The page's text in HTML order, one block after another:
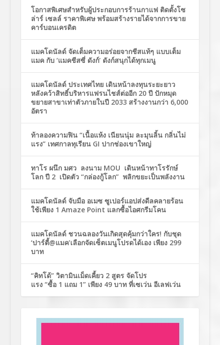
โอกาสพิเศษสำหรับผู้ประกอบการร้านกาแฟ ติดตั้งโซ
ล่าร์ เซลล์ ราคาพิเศษ พร้อมสร้างรายได้จากการขาย
คาร์บอนเครดิต
แมคโดนัลด์ จัดเต็มความอร่อยจากชีสแท้ๆ แบบเต็ม
แมค กับ ‘แมคชีสซี่ ดังก์’ ดังก์สนุกได้ทุกเมนู
แมคโดนัลด์ ประเทศไทย เดินหน้าลงทุนระยะยาว
หลังคว้าสิทธิ์บริหารแฟรนไชส์ต่ออีก 20 ปี ปักหมุด
ขยายสาขาเท่าตัวภายในปี 2033 สร้างงานกว่า 6,000
อัตรา
ท้าลองความฟิน “เนื้อแห้ง เนียนนุ่ม ละมุนลิ้น กลิ่นไม่
แรง” เทศกาลทุเรียน GI ปากช่องเขาใหญ่
ทาโร ผนึก มศว ลงนาม MOU เดินหน้าทาโรรักษ์
โลก ปี 2 เปิดตัว “กล่องกู้โลก” พลิกขยะเป็นพลังงาน
แมคโดนัลด์ จับมือ อเมซ ซูเปอร์แอปส่งดีลคลายร้อน
ใช้เพียง 1 Amaze Point แลกซื้อไอศกรีมโคน
แมคโดนัลด์ ชวนฉลองวันเกิดสุดคุ้มกว่าใคร! กับชุด
‘ปาร์ตี้@แมค’เลือกจัดเซ็ตเมนูโปรดได้เอง เพียง 299
บาท
“คิทโด้” วิตามินเม็ดเคี้ยว 2 สูตร จัดโปร
แรง “ซื้อ 1 แถม 1” เพียง 49 บาท ที่เซเว่น อีเลฟเว่น